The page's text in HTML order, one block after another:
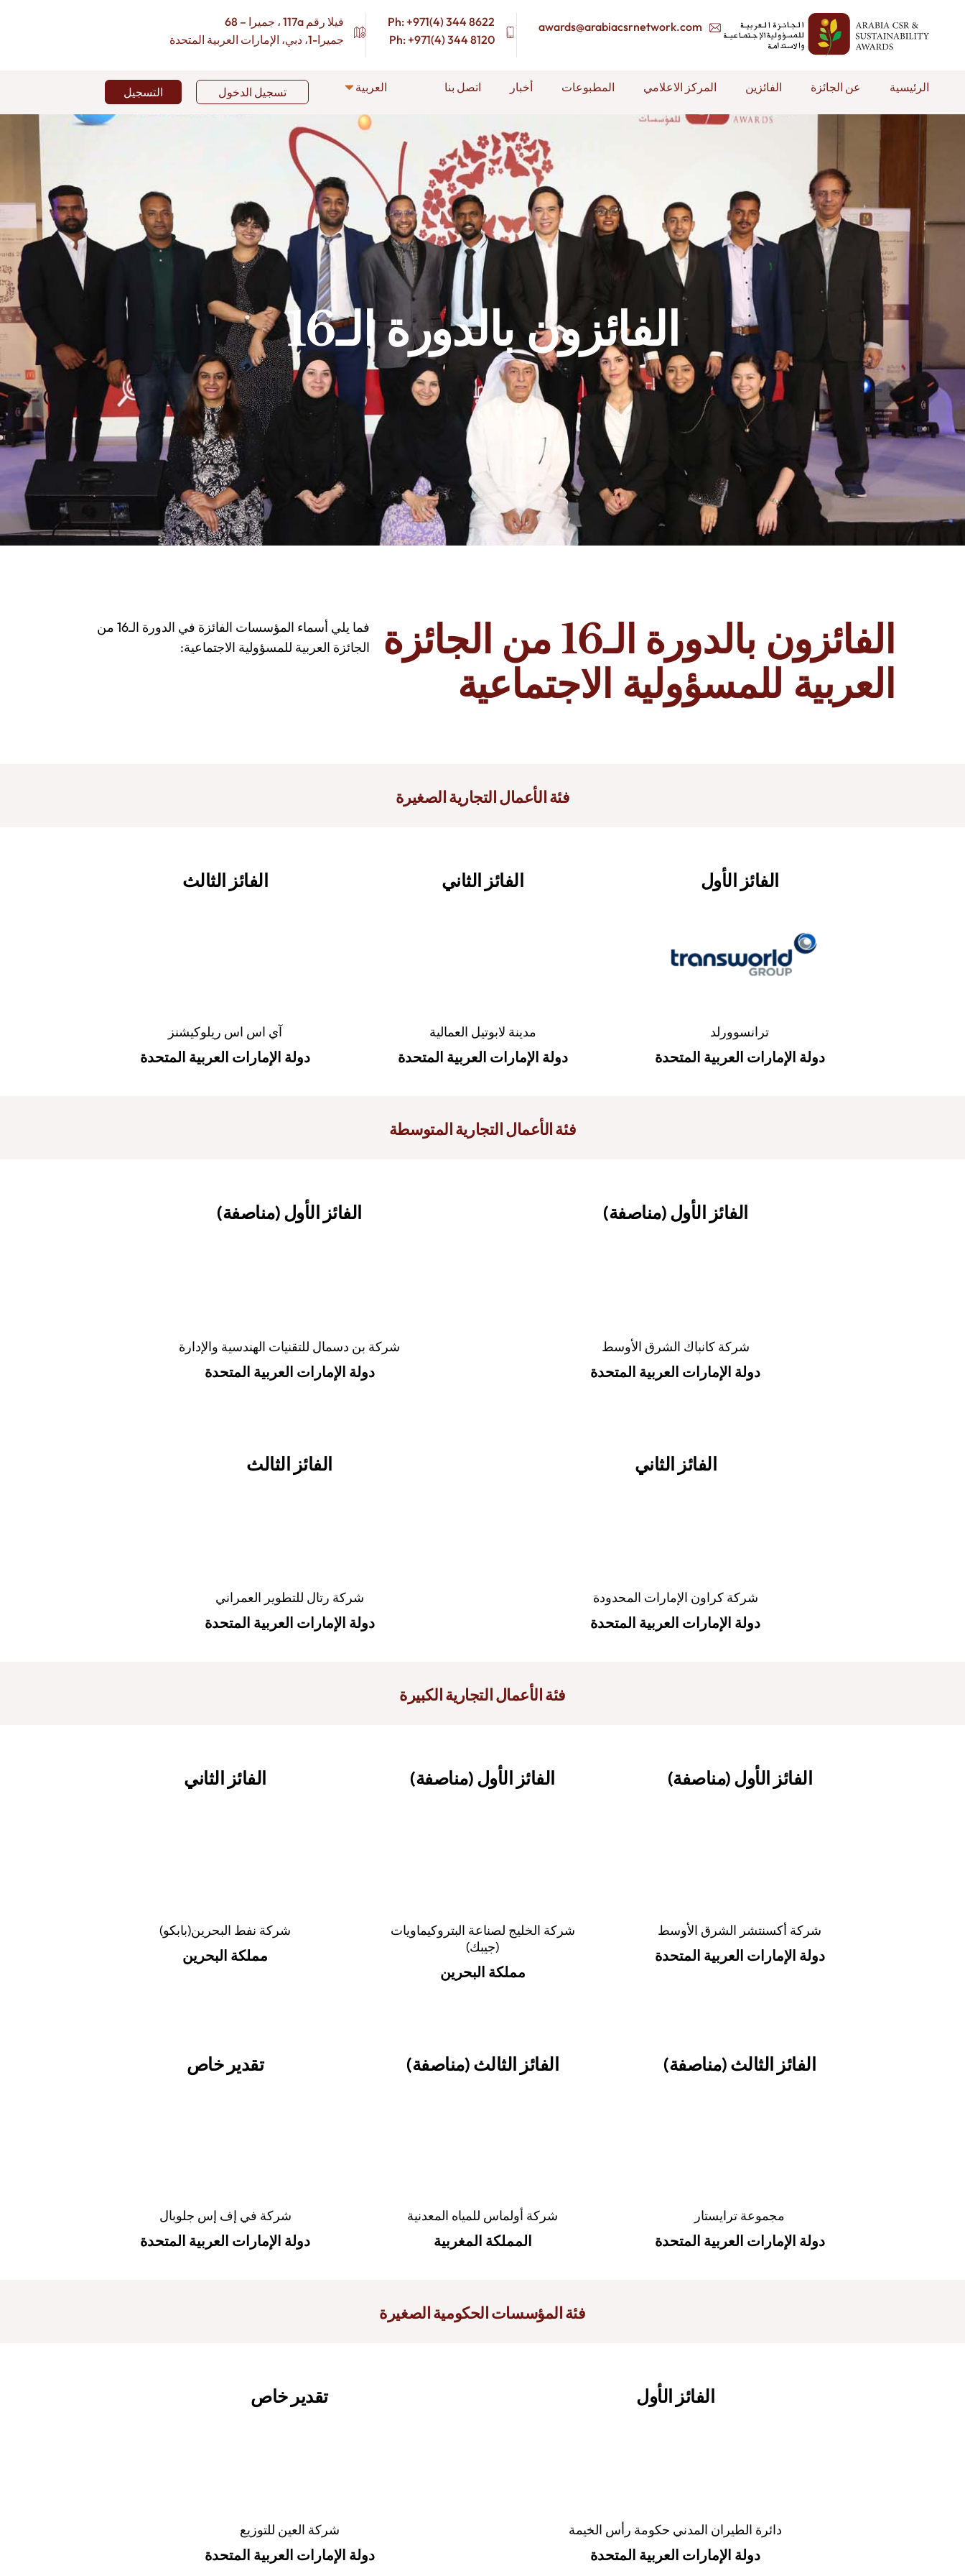
awards@arabiacsrnetwork.com
Ph: +971(4) 344 8622
Ph: +971(4) 344 8120
فيلا رقم 117a ، جميرا – 68
جميرا-1، دبي، الإمارات العربية المتحدة
الرئيسية عن الجائزة الفائزين المركز الاعلامي المطبوعات أخبار اتصل بنا العربية تسجيل الدخول التسجيل
الفائزون بالدورة الـ16
الفائزون بالدورة الـ16 من الجائزة
العربية للمسؤولية الاجتماعية
فما يلي أسماء المؤسسات الفائزة في الدورة الـ16 من
الجائزة العربية للمسؤولية الاجتماعية:
فئة الأعمال التجارية الصغيرة
الفائز الأول
ترانسوورلد
دولة الإمارات العربية المتحدة
الفائز الثاني
مدينة لابوتيل العمالية
دولة الإمارات العربية المتحدة
الفائز الثالث
آي اس اس ريلوكيشنز
دولة الإمارات العربية المتحدة
فئة الأعمال التجارية المتوسطة
الفائز الأول (مناصفة)
شركة كانباك الشرق الأوسط
دولة الإمارات العربية المتحدة
الفائز الأول (مناصفة)
شركة بن دسمال للتقنيات الهندسية والإدارة
دولة الإمارات العربية المتحدة
الفائز الثاني
شركة كراون الإمارات المحدودة
دولة الإمارات العربية المتحدة
الفائز الثالث
شركة رتال للتطوير العمراني
دولة الإمارات العربية المتحدة
فئة الأعمال التجارية الكبيرة
الفائز الأول (مناصفة)
شركة أكسنتشر الشرق الأوسط
دولة الإمارات العربية المتحدة
الفائز الأول (مناصفة)
شركة الخليج لصناعة البتروكيماويات
(جيبك)
مملكة البحرين
الفائز الثاني
شركة نفط البحرين(بابكو)
مملكة البحرين
الفائز الثالث (مناصفة)
مجموعة ترايستار
دولة الإمارات العربية المتحدة
الفائز الثالث (مناصفة)
شركة أولماس للمياه المعدنية
المملكة المغربية
تقدير خاص
شركة في إف إس جلوبال
دولة الإمارات العربية المتحدة
فئة المؤسسات الحكومية الصغيرة
الفائز الأول
دائرة الطيران المدني حكومة رأس الخيمة
دولة الإمارات العربية المتحدة
تقدير خاص
شركة العين للتوزيع
دولة الإمارات العربية المتحدة